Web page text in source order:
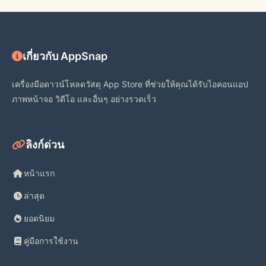
Scan & go
Use your phone to shop in-store and
check out contact-free.
Gas Savings
13,000+ locations nationwide**—
including Exxon and Mobil stations!
เกี่ยวกับ AppSnap
เครื่องมือดาวน์โหลดวัสดุ App Store ที่ช่วยให้คุณได้รับไอคอนแอป
ภาพหน้าจอ วิดีโอ และอื่นๆ อย่างรวดเร็ว
ลิงก์ด่วน
หน้าแรก
ล่าสุด
ยอดนิยม
คู่มือการใช้งาน